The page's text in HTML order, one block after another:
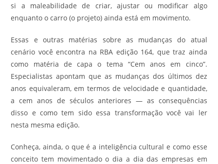
si a maleabilidade de criar, ajustar ou modificar algo
enquanto o carro (o projeto) ainda está em movimento.
Essas e outras matérias sobre as mudanças do atual
cenário você encontra na RBA edição 164, que traz ainda
como matéria de capa o tema “Cem anos em cinco”.
Especialistas apontam que as mudanças dos últimos dez
anos equivaleram, em termos de velocidade e quantidade,
a cem anos de séculos anteriores — as consequências
disso e como tem sido essa transformação você vai ler
nesta mesma edição.
Conheça, ainda, o que é a inteligência cultural e como esse
conceito tem movimentado o dia a dia das empresas em